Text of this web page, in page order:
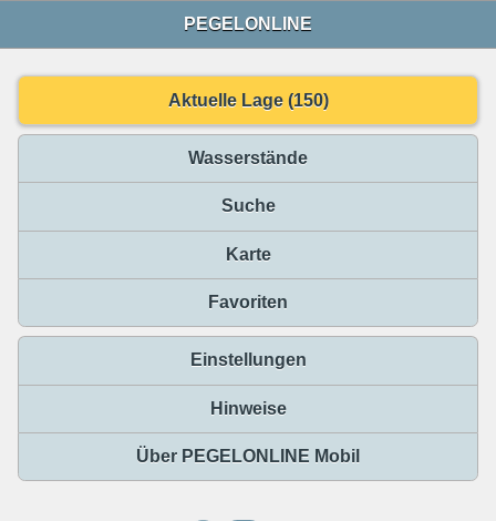
PEGELONLINE
Aktuelle Lage (150)
Wasserstände
Suche
Karte
Favoriten
Einstellungen
Hinweise
Über PEGELONLINE Mobil